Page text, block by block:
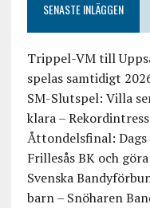
SENASTE INLÄGGEN
Trippel-VM till
spelas samtidigt
SM-Slutspel: Villa
klara –
Åttondelsfinal:
Frillesås BK och
Svenska
barn – Snöharen